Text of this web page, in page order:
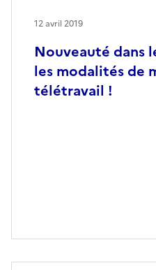
Nouveauté dans
les modalités de
télétravail !
12 avril 2019